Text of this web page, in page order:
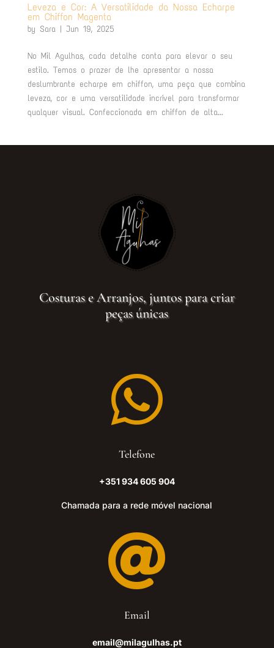
Leveza e Cor: A Versatilidade da Nossa Echarpe
em Chiffon Magenta
by Sara| Jun 19, 2025
No Mil Agulhas, cada detalhe conta para elevar o seu
estilo. Temos o prazer de lhe apresentar a nossa
deslumbrante echarpe em chiffon, uma peça que combina
leveza, cor e uma versatilidade incrível para transformar
qualquer visual. Confeccionada em chiffon de alta...
Costuras e Arranjos, juntos para criar
peças únicas

Telefone
+351 934 605 904
Chamada para a rede móvel nacional

Email
email@milagulhas.pt